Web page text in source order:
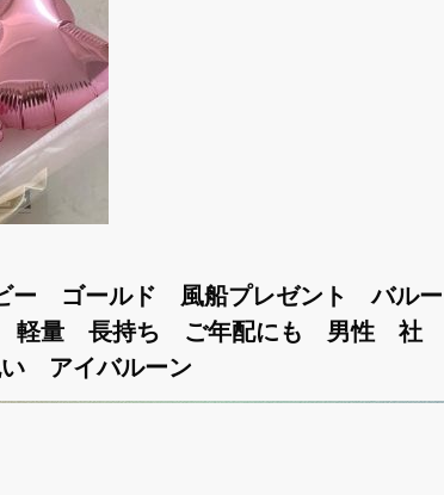
ー ゴールド 風船プレゼント バルー
量 長持ち ご年配にも 男性 社
アイバルーン